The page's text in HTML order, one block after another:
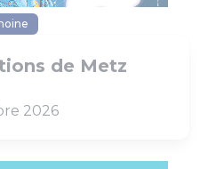
de Metz
2026